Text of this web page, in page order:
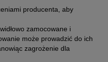
producenta, aby
zamocowane i
może prowadzić do ich
zagrożenie dla